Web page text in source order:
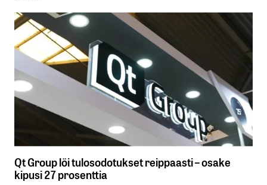
Qt Group löi tulosodotukset reippaasti – osake
kipusi 27 prosenttia